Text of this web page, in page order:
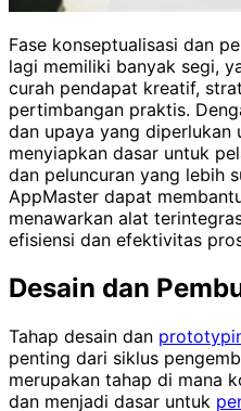
Fase konseptualisasi dan
lagi memiliki banyak segi,
curah pendapat kreatif,
pertimbangan praktis.
dan upaya yang diperlukan
menyiapkan dasar untuk
dan peluncuran yang lebih
AppMaster dapat
menawarkan alat
efisiensi dan efektivitas
Desain dan
Tahap desain dan
penting dari siklus
merupakan tahap di mana
dan menjadi dasar untuk